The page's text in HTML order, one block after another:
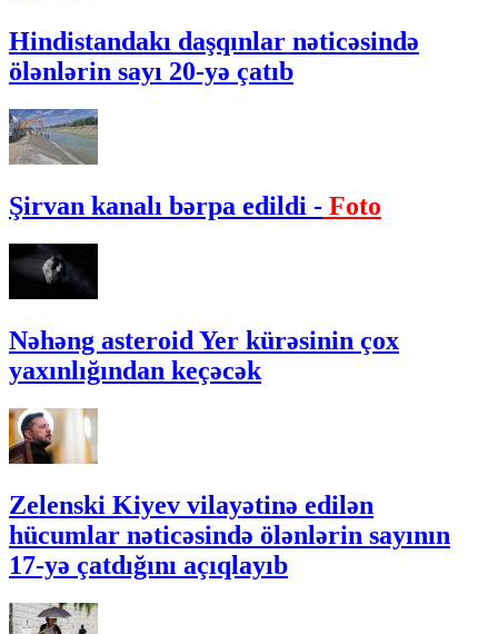
Hindistandakı daşqınlar nəticəsində
ölənlərin sayı 20-yə çatıb
Şirvan kanalı bərpa edildi - Foto
Nəhəng asteroid Yer kürəsinin çox
yaxınlığından keçəcək
Zelenski Kiyev vilayətinə edilən
hücumlar nəticəsində ölənlərin sayının
17-yə çatdığını açıqlayıb